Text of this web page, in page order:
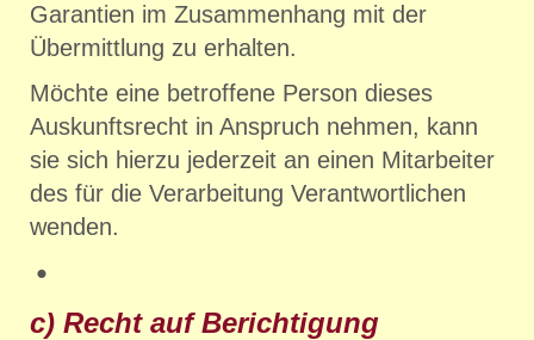
Garantien im Zusammenhang mit der
Übermittlung zu erhalten.
Möchte eine betroffene Person dieses
Auskunftsrecht in Anspruch nehmen, kann
sie sich hierzu jederzeit an einen Mitarbeiter
des für die Verarbeitung Verantwortlichen
wenden.
c) Recht auf Berichtigung